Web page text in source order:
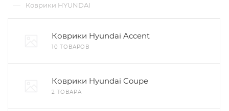
— Коврики HYUNDAI
Коврики Hyundai Accent
10 ТОВАРОВ
Коврики Hyundai Coupe
2 ТОВАРА